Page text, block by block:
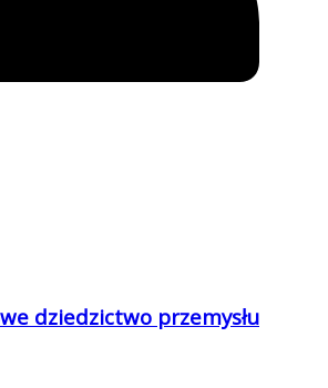
dziedzictwo przemysłu